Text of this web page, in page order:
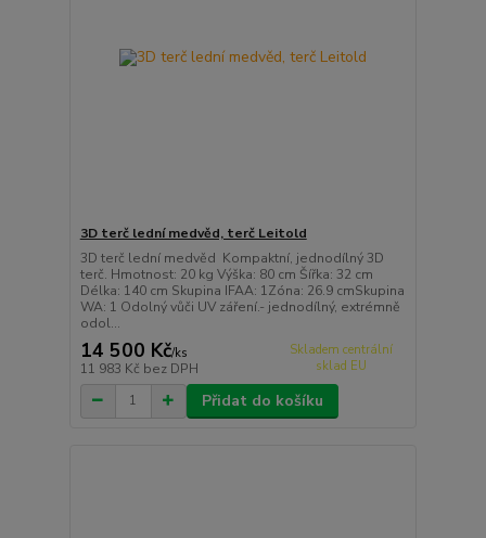
3D terč lední medvěd, terč Leitold
3D terč lední medvěd Kompaktní, jednodílný 3D
terč. Hmotnost: 20 kg Výška: 80 cm Šířka: 32 cm
Délka: 140 cm Skupina IFAA: 1Zóna: 26.9 cmSkupina
WA: 1 Odolný vůči UV záření.- jednodílný, extrémně
odol...
14 500 Kč/ks
11 983 Kč bez DPH
Skladem centrální
sklad EU
Přidat do košíku